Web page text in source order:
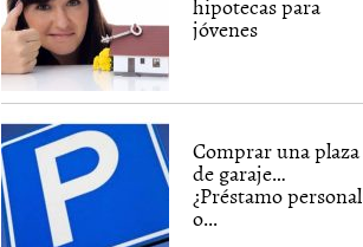
hipotecas para
jóvenes
Comprar una plaza
de garaje…
¿Préstamo personal
o...